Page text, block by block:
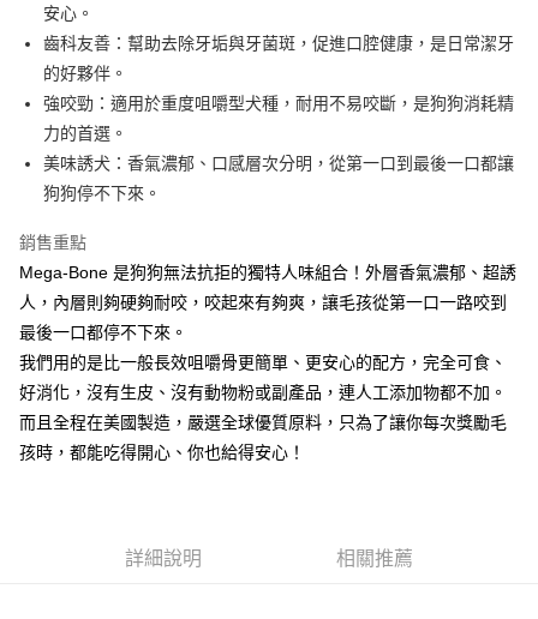
１．簡單：不需註冊會員、不需綁卡、不需儲值。
２．便利：只要手機號碼，簡訊認證，即可結帳。
３．安心：先確認商品／服務後，再付款。
【「AFTEE先享後付」結帳流程】
結帳頁面，進行簡訊認證並確認金額後，即可完成結帳。
２．訂單成立數日內，您將收到繳費通知簡訊。
３．收到繳費通知簡訊後14天內，點擊此簡訊中的連結，可透過四大超商／
ATM／網路銀行／等多元方式進行付款，方視為交易完成。
購買商品的店家。未經商家同意取消之訂單仍視為有效，需透過AFTEE先享
後付繳納相關費用。
※ 交易是否成功請以「AFTEE先享後付 」之結帳頁面顯示為準，若有關於
是否繳費成功／繳費後需取消欲退款等相關疑問，請聯繫「AFTEE先享後付
客戶支援中心」https://netprotections.freshdesk.com/support/home
１．透過由恩沛科技股份有限公司提供之「AFTEE先享後付」服務完成之交
易，需依本服務之必要範圍內提供個人資料，並將交易相關給付款項請求債
權轉讓予恩沛科技股份有限公司。
２．關於個人資料處理事宜，請瀏覽以下網址：
４．使用「AFTEE先享後付」時，將依據個別帳號之用戶狀況，依本公司即
運送方式
全家取貨付款
每筆NT$60，滿NT$690(含以上)免運費
萊爾富取貨付款
每筆NT$60，滿NT$690(含以上)免運費
每筆NT$60，滿NT$690(含以上)免運費
本島宅配
每筆NT$120，滿NT$1,000(含以上)免運費
離島宅配
每筆NT$350
貨到付款
安心。
齒科友善：幫助去除牙垢與牙菌斑，促進口腔健康，是日常潔牙
的好夥伴。
強咬勁：適用於重度咀嚼型犬種，耐用不易咬斷，是狗狗消耗精
力的首選。
美味誘犬：香氣濃郁、口感層次分明，從第一口到最後一口都讓
狗狗停不下來。
銷售重點
Mega-Bone 是狗狗無法抗拒的獨特人味組合！外層香氣濃郁、超誘
人，內層則夠硬夠耐咬，咬起來有夠爽，讓毛孩從第一口一路咬到
最後一口都停不下來。
我們用的是比一般長效咀嚼骨更簡單、更安心的配方，完全可食、
好消化，沒有生皮、沒有動物粉或副產品，連人工添加物都不加。
而且全程在美國製造，嚴選全球優質原料，只為了讓你每次獎勵毛
孩時，都能吃得開心、你也給得安心！
詳細說明 相關推薦